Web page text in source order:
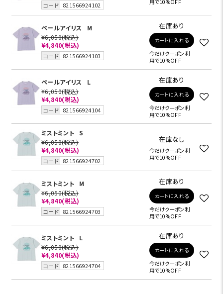
コード 821566924102 用で10%OFF
ペールアイリス
M
¥6,050(税込)
¥4,840(税込)
コード 821566924103
在庫あり
カートに入れる
今だけクーポン利
用で10%OFF
ペールアイリス
L
¥6,050(税込)
¥4,840(税込)
コード 821566924104
在庫あり
カートに入れる
今だけクーポン利
用で10%OFF
ミストミント
S
¥6,050(税込)
¥4,840(税込)
コード 821566924702
在庫なし
今だけクーポン利
用で10%OFF
ミストミント
M
¥6,050(税込)
¥4,840(税込)
コード 821566924703
在庫あり
カートに入れる
今だけクーポン利
用で10%OFF
ミストミント
L
¥6,050(税込)
¥4,840(税込)
コード 821566924704
在庫あり
カートに入れる
今だけクーポン利
用で10%OFF